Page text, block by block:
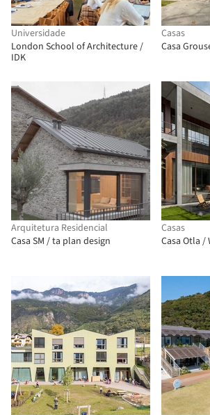
Universidade
London School of Architecture /
IDK
Casas
Casa
Arquitetura Residencial
Casa SM / ta plan design
Casas
Casa Otla /